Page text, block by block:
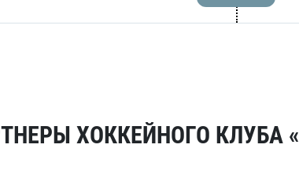
ХОККЕЙНОГО КЛУБА